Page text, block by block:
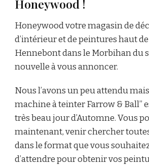
Honeywood !
Honeywood votre magasin de
d’intérieur et de peintures haut
Hennebont dans le Morbihan du
nouvelle à vous annoncer.
Nous l’avons un peu attendu mais
machine à teinter Farrow & Ball”
très beau jour d’Automne. Vous
maintenant, venir chercher
dans le format que vous
d’attendre pour obtenir vos